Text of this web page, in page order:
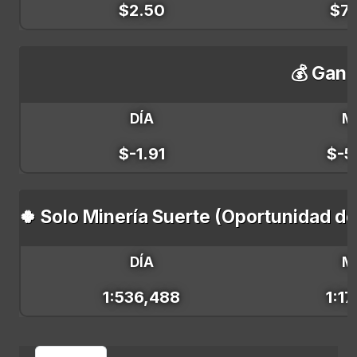
$2.50
💰
DÍA
$-1.91 $-
🍀 Solo Minería Suerte (Oportunidad
DÍA
1:536,488